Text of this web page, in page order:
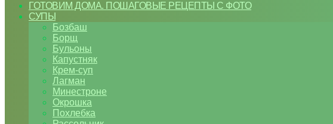
ГОТОВИМ ДОМА. ПОШАГОВЫЕ РЕЦЕПТЫ С ФОТО
СУПЫ
Бозбаш
Борщ
Бульоны
Капустняк
Крем-суп
Лагман
Минестроне
Окрошка
Похлебка